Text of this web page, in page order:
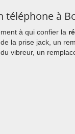
téléphone à
à qui confier la
la prise jack, un
vibreur, un